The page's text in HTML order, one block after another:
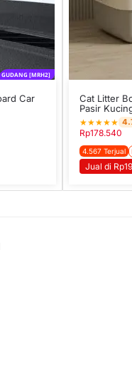
GUDANG [MRH2]
Car
Cat Litter
Pasir
★★★★★
Rp178.540
4.567 Terjual
Jual di